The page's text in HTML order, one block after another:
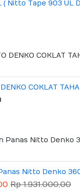
Nitto Tape 903 UL
COKLAT
Nitto Denko
Rp 1.931.000,00